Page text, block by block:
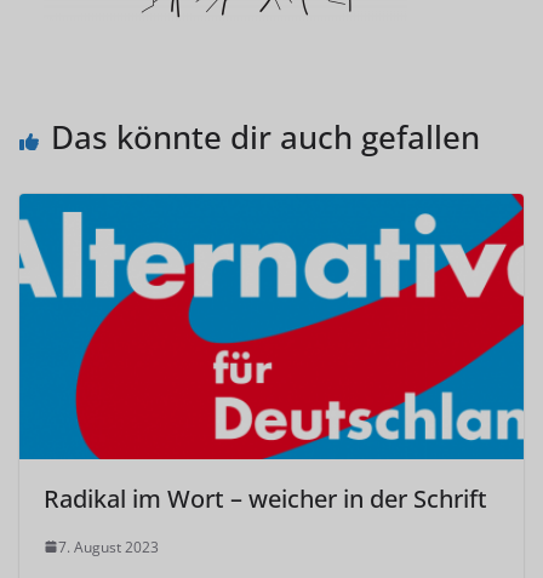
Das könnte dir auch gefallen
Radikal im Wort – weicher in der Schrift
7. August 2023